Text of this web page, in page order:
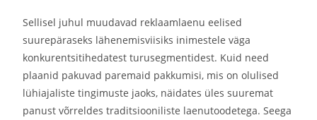
Sellisel juhul muudavad reklaamlaenu eelised
suurepäraseks lähenemisviisiks inimestele väga
konkurentsitihedatest turusegmentidest. Kuid need
plaanid pakuvad paremaid pakkumisi, mis on olulised
lühiajaliste tingimuste jaoks, näidates üles suuremat
panust võrreldes traditsiooniliste laenutoodetega. Seega